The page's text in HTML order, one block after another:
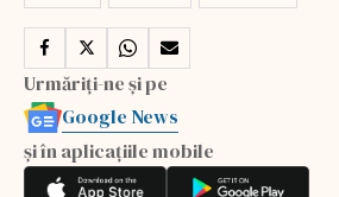
Urmăriți-ne și pe
Google News
și în aplicațiile mobile